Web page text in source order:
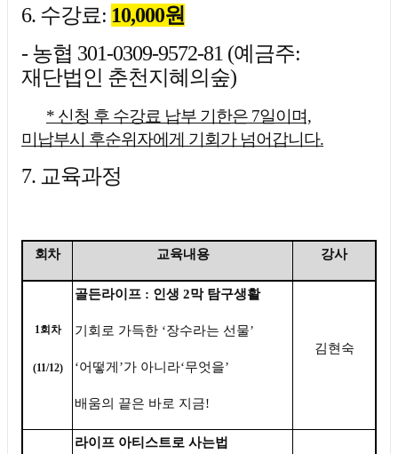
6. 수강료: 10,000원
- 농협 301-0309-9572-81 (예금주:
재단법인 춘천지혜의숲)
* 신청 후 수강료 납부 기한은 7일이며,
미납부시 후순위자에게 기회가 넘어갑니다.
7. 교육과정
회차 교육내용 강사
1회차
(11/12)
골든라이프 : 인생 2막 탐구생활
기회로 가득한 ‘장수라는 선물’
‘어떻게’가 아니라‘무엇을’
배움의 끝은 바로 지금!
김현숙
라이프 아티스트로 사는법